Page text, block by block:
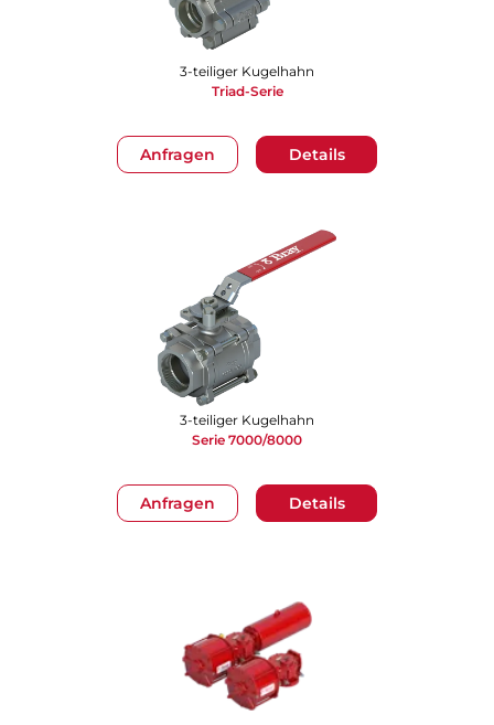
Anfragen Details
3-teiliger Kugelhahn
Triad-Serie
Anfragen Details
3-teiliger Kugelhahn
Serie 7000/8000